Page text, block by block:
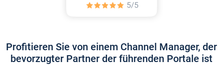
Profitieren Sie von einem Channel Manager, der
bevorzugter Partner der führenden Portale ist